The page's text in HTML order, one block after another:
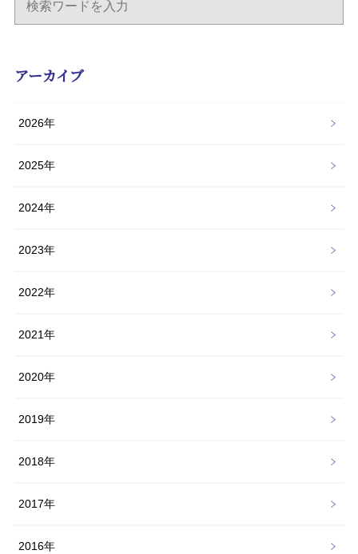
アーカイブ
2026年
2025年
2024年
2023年
2022年
2021年
2020年
2019年
2018年
2017年
2016年